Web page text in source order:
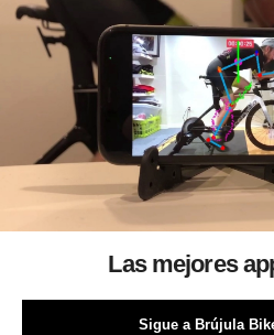
Las mejores
Sigue a Brújula